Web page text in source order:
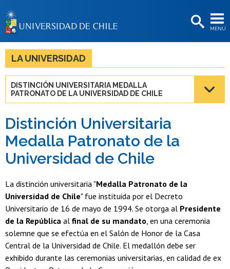
MENÚ
BIBLIOTECAS
LA UNIVERSIDAD
Estudiantes
Funcionarias/os
Egresadas/os
LA UNIVERSIDAD
DISTINCIÓN UNIVERSITARIA MEDALLA
PATRONATO DE LA UNIVERSIDAD DE CHILE
Distinción Universitaria
Medalla Patronato de la
Universidad de Chile
La distinción universitaria "Medalla Patronato de la
Universidad de Chile" fue instituida por el Decreto
Universitario de 16 de mayo de 1994. Se otorga al Presidente
de la República al final de su mandato, en una ceremonia
solemne que se efectúa en el Salón de Honor de la Casa
Central de la Universidad de Chile. El medallón debe ser
exhibido durante las ceremonias universitarias, en calidad de ex